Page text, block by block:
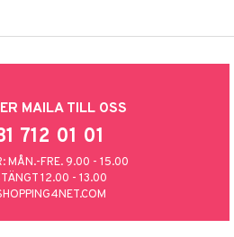
MAILA TILL OSS
712 01 01
MÅN.-FRE. 9.00 - 15.00
12.00 - 13.00